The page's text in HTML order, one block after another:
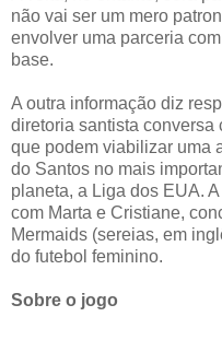
não vai ser um mero
envolver uma parceria
base.
A outra informação diz
diretoria santista
que podem viabilizar uma
do Santos no mais
planeta, a Liga dos EUA.
com Marta e Cristiane,
Mermaids (sereias, em
do futebol feminino.
Sobre o jogo